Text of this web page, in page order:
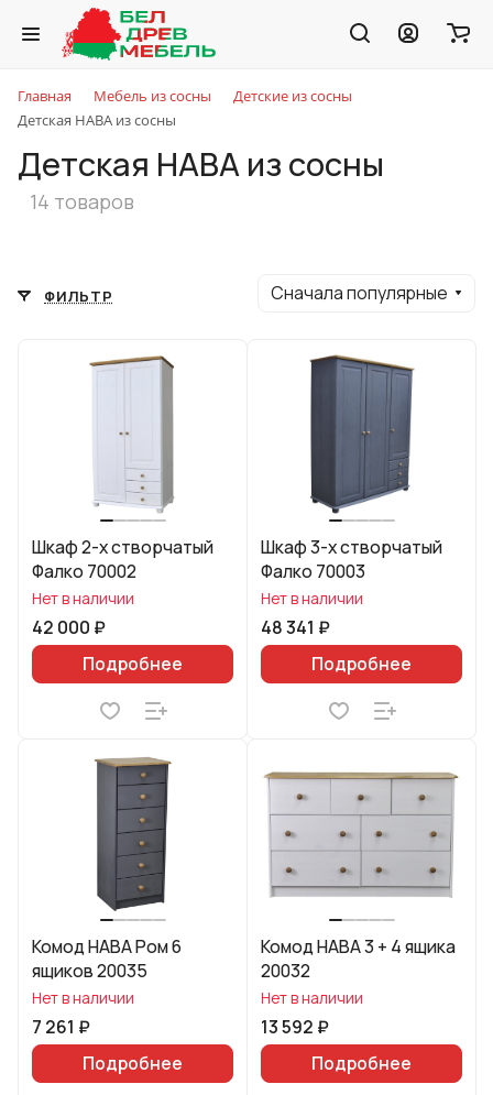
Главная Мебель из сосны
Детские из сосны
Детская HABA из сосны
Детская HABA из сосны
14 товаров
ФИЛЬТР Сначала популярные
Шкаф 2-х створчатый
Фалко 70002
Нет в наличии
42 000 ₽
Подробнее
Шкаф 3-х створчатый
Фалко 70003
Нет в наличии
48 341 ₽
Подробнее
Комод HABA Ром 6
ящиков 20035
Нет в наличии
7 261 ₽
Подробнее
Комод HABA 3 + 4 ящика
20032
Нет в наличии
13 592 ₽
Подробнее